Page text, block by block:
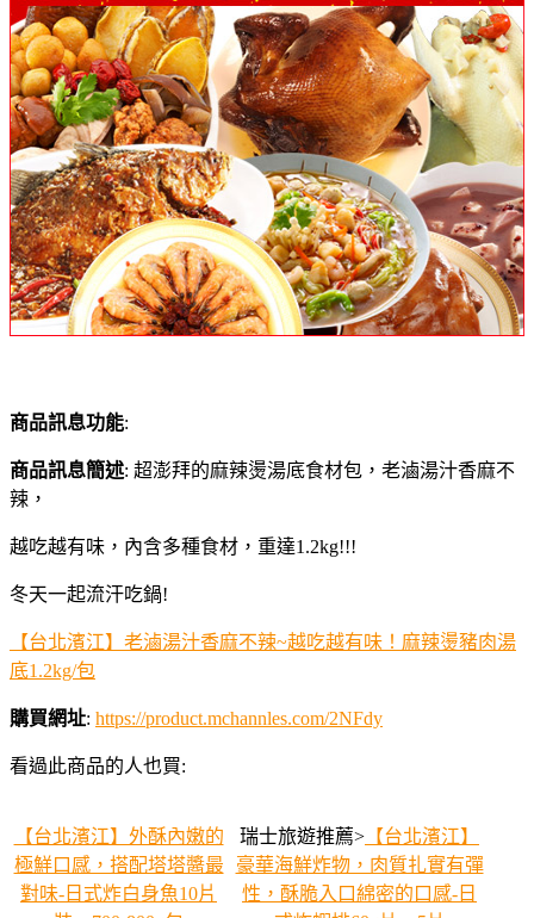
商品訊息功能:
商品訊息簡述: 超澎拜的麻辣燙湯底食材包，老滷湯汁香麻不
辣，
越吃越有味，內含多種食材，重達1.2kg!!!
冬天一起流汗吃鍋!
【台北濱江】老滷湯汁香麻不辣~越吃越有味！麻辣燙豬肉湯
底1.2kg/包
購買網址: https://product.mchannles.com/2NFdy
看過此商品的人也買:
【台北濱江】外酥內嫩的
極鮮口感，搭配塔塔醬最
對味-日式炸白身魚10片
瑞士旅遊推薦> 【台北濱江】
豪華海鮮炸物，肉質扎實有彈
性，酥脆入口綿密的口感-日